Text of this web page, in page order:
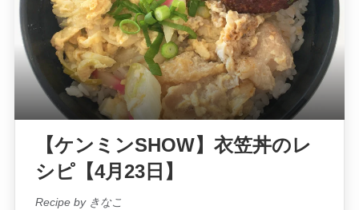
【ケンミンSHOW】衣笠丼のレ
シピ【4月23日】
Recipe by きなこ